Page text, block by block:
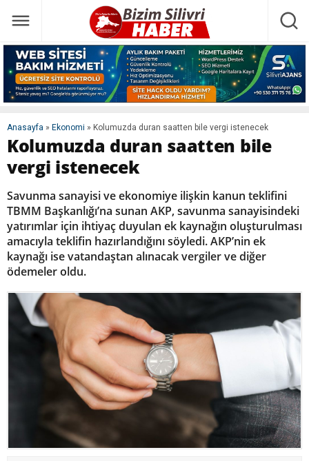
Anasayfa » Ekonomi » Kolumuzda duran saatten bile vergi istenecek
Kolumuzda duran saatten bile
vergi istenecek
Savunma sanayisi ve ekonomiye ilişkin kanun teklifini
TBMM Başkanlığı’na sunan AKP, savunma sanayisindeki
yatırımlar için ihtiyaç duyulan ek kaynağın oluşturulması
amacıyla teklifin hazırlandığını söyledi. AKP’nin ek
kaynağı ise vatandaştan alınacak vergiler ve diğer
ödemeler oldu.